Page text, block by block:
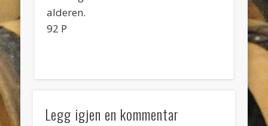
alderen.
92 P
Legg igjen en kommentar